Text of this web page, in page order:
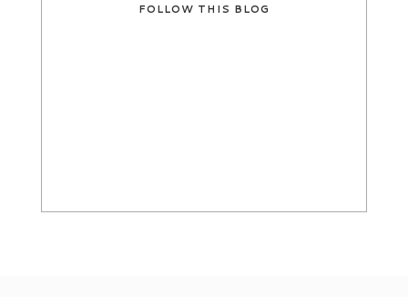
FOLLOW THIS BLOG